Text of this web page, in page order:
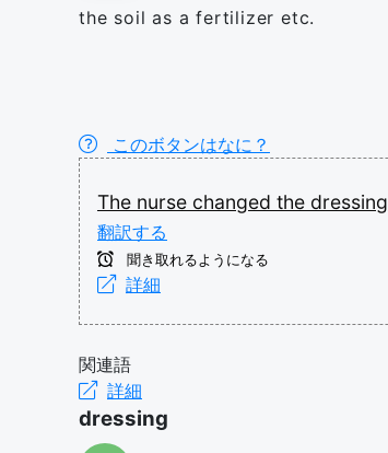
the soil as a fertilizer etc.
このボタンはなに？
The nurse changed the dressing
翻訳する
聞き取れるようになる
詳細
関連語
詳細
dressing